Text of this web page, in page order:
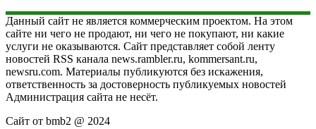
Данный сайт не является коммерческим проектом. На этом
сайте ни чего не продают, ни чего не покупают, ни какие
услуги не оказываются. Сайт представляет собой ленту
новостей RSS канала news.rambler.ru, kommersant.ru,
newsru.com. Материалы публикуются без искажения,
ответственность за достоверность публикуемых новостей
Администрация сайта не несёт.
Сайт от bmb2 @ 2024